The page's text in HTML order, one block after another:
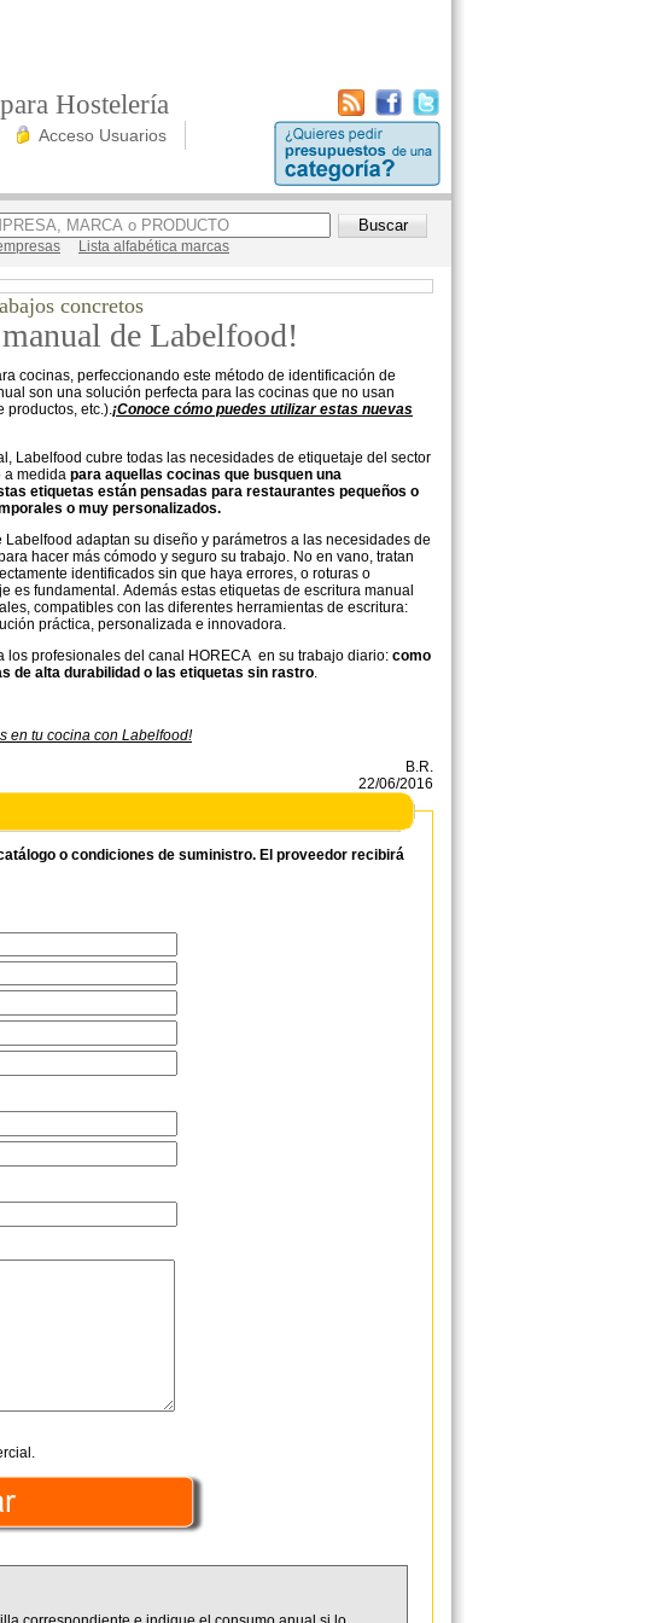
para Hostelería
Acceso Usuarios
Lista alfabética marcas
concretos
de Labelfood!
cocinas, perfeccionando este método de identificación de
son una solución perfecta para las cocinas que no usan
productos, etc.).¡Conoce cómo puedes utilizar estas nuevas
Labelfood cubre todas las necesidades de etiquetaje del sector
a medida para aquellas cocinas que busquen una
etiquetas están pensadas para restaurantes pequeños o
o muy personalizados.
adaptan su diseño y parámetros a las necesidades de
hacer más cómodo y seguro su trabajo. No en vano, tratan
identificados sin que haya errores, o roturas o
es fundamental. Además estas etiquetas de escritura manual
compatibles con las diferentes herramientas de escritura:
práctica, personalizada e innovadora.
los profesionales del canal HORECA en su trabajo diario: como
de alta durabilidad o las etiquetas sin rastro.
en tu cocina con Labelfood!
B.R.
22/06/2016
o condiciones de suministro. El proveedor recibirá